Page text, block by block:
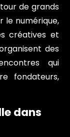
de grands
le numérique,
créatives et
des
qui
fondateurs,
dans